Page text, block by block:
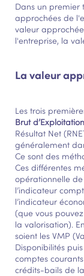
Dans un premier
approchées de
valeur
l'entreprise, la
La valeur
Les trois
Brut
Résultat Net
généralement
Ce sont des
Ces différentes
opérationnelle
l’indicateur
l’indicateur
(que vous
la valorisation).
soient les VMP
Disponibilités
comptes
crédits-bails de